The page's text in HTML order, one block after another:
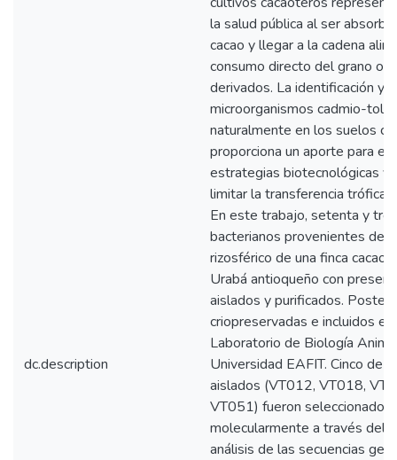
dc.description
la salud pública al ser
cacao y llegar a la cadena
consumo directo del grano o
derivados. La identificación y
microorganismos cadmio-
naturalmente en los suelos
proporciona un aporte para el
estrategias biotecnológicas y
limitar la transferencia trófica
En este trabajo, setenta y
bacterianos provenientes de
rizosférico de una finca
Urabá antioqueño con
aislados y purificados.
criopreservadas e incluidos
Laboratorio de Biología
Universidad EAFIT. Cinco de
aislados (VT012, VT018,
VT051) fueron seleccionados
molecularmente a través del
análisis de las secuencias